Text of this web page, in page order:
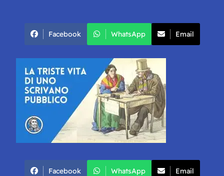
Facebook WhatsApp Email
Facebook WhatsApp Email